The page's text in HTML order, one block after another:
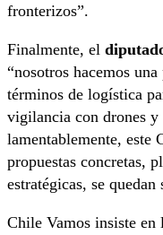
fronterizos”.
Finalmente, el
“nosotros hacemos
términos de logística
vigilancia con drones
lamentablemente, este
propuestas concretas,
estratégicas, se quedan
Chile Vamos insiste en